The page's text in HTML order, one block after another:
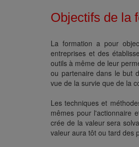
Objectifs de la
La formation a pour
entreprises et des
outils à même de leur
ou partenaire dans le but
vue de la survie que de la
Les techniques et
mêmes pour l'actionnaire
crée de la valeur sera
valeur aura tôt ou tard des